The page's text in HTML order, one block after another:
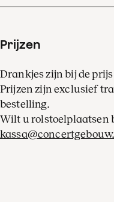
Prijzen
Drankjes zijn bij de
Prijzen zijn exclusief
bestelling.
Wilt u rolstoelplaatsen